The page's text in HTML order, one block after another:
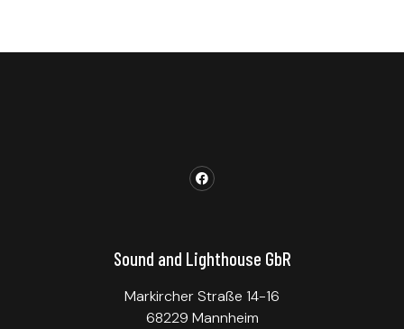
Sound and Lighthouse GbR
Markircher Straße 14-16
68229 Mannheim